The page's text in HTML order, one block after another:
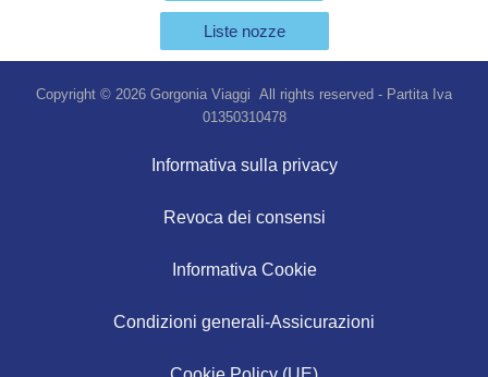
Liste nozze
Copyright © 2026 Gorgonia Viaggi All rights reserved - Partita Iva
01350310478
Informativa sulla privacy
Revoca dei consensi
Informativa Cookie
Condizioni generali-Assicurazioni